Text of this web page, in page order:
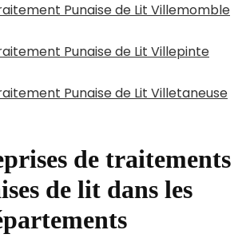
Punaise de Lit Villemomble
Punaise de Lit Villepinte
Punaise de Lit Villetaneuse
de traitements
de lit dans les